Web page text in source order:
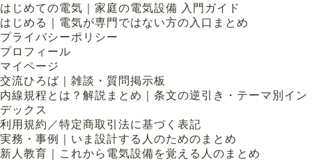
はじめての電気｜家庭の電気設備 入門ガイド
はじめる｜電気が専門ではない方の入口まとめ
プライバシーポリシー
プロフィール
マイページ
交流ひろば｜雑談・質問掲示板
内線規程とは？解説まとめ｜条文の逆引き・テーマ別イン
デックス
利用規約／特定商取引法に基づく表記
実務・事例｜いま設計する人のためのまとめ
新人教育｜これから電気設備を覚える人のまとめ